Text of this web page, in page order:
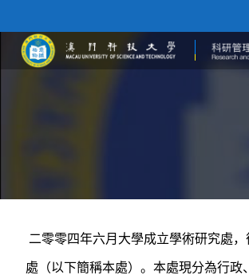
二零零四年六月大學成立學術研究處
處（以下簡稱本處）。本處現分為行